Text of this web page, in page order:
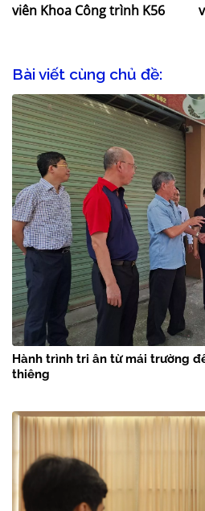
viên Khoa Công trình K56
Bài viết cùng chủ đề:
Hành trình tri ân từ mái trường
thiêng